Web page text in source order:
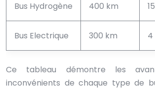
Bus Hydrogène 400 km
Bus Electrique 300 km 4
Ce tableau démontre les
inconvénients de chaque type de